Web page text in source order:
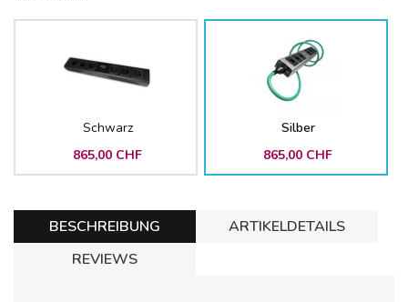
Schwarz
865,00 CHF
Silber
865,00 CHF
BESCHREIBUNG
ARTIKELDETAILS
REVIEWS